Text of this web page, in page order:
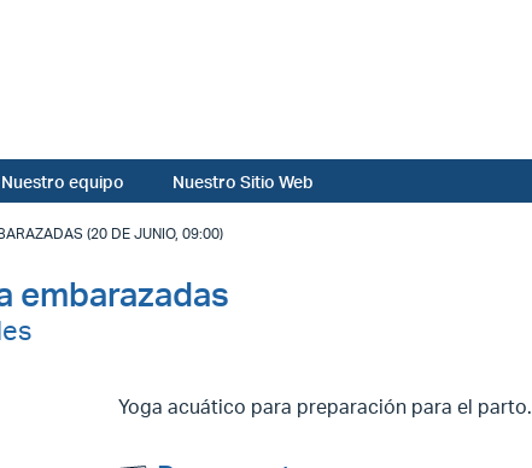
Nuestro equipo Nuestro Sitio Web
(20 DE JUNIO, 09:00)
embarazadas
Yoga acuático para preparación para el parto.